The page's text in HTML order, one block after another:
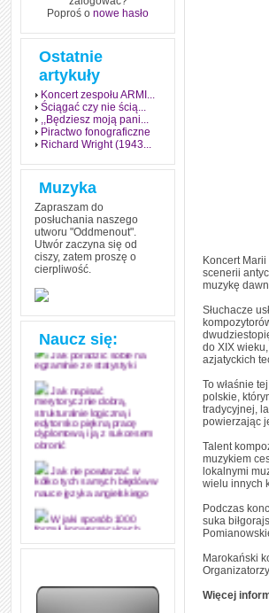
Poproś o nowe hasło
Ostatnie
artykuły
Koncert zespołu ARMI...
Ściągać czy nie ścią...
,,Będziesz moją pani...
Piractwo fonograficzne
Richard Wright (1943...
Muzyka
Zapraszam do
posłuchania naszego
utworu "Oddmenout".
Utwór zaczyna się od
ciszy, zatem proszę o
cierpliwość.
Naucz się:
Jak stworzyć fenomen
egzamin? Poznaj metody
Jak poradzić sobie na
egzaminie ze statystyki
Jak napisać
merytorycznie dobrą,
strukturalnie logiczną i
edytorsko piękną pracę
dyplomową i ją z sukcesem
obronić
Jak nie powtarzać w
kółko tych samych błędów w
nauce języka angielskiego
W jaki sposób 1000
formuł konwersacyjnych
pozwoli Ci opanować język
Angielskie przyimki
Koncert
scenerii
muzykę
Słuchacze
do XIX
azjatyckich
To właśnie
polskie,
tradycyjnej,
powierzając
Talent
muzykiem
lokalnymi
wielu innych
Podczas
suka
Marokański
Więcej